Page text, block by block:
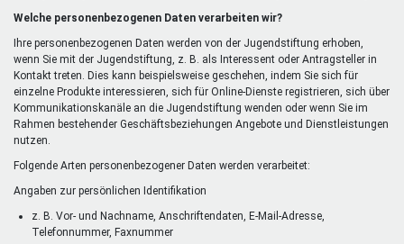
Welche personenbezogenen Daten verarbeiten wir?
Ihre personenbezogenen Daten werden von der Jugendstiftung erhoben,
wenn Sie mit der Jugendstiftung, z. B. als Interessent oder Antragsteller in
Kontakt treten. Dies kann beispielsweise geschehen, indem Sie sich für
einzelne Produkte interessieren, sich für Online-Dienste registrieren, sich über
Kommunikationskanäle an die Jugendstiftung wenden oder wenn Sie im
Rahmen bestehender Geschäftsbeziehungen Angebote und Dienstleistungen
nutzen.
Folgende Arten personenbezogener Daten werden verarbeitet:
Angaben zur persönlichen Identifikation
z. B. Vor- und Nachname, Anschriftendaten, E-Mail-Adresse,
Telefonnummer, Faxnummer